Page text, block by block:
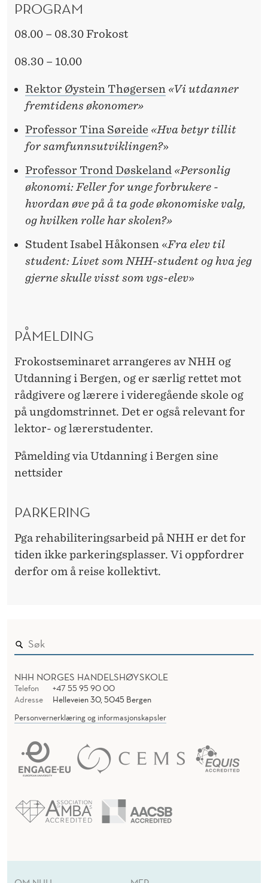
PROGRAM
08.00 – 08.30 Frokost
08.30 – 10.00
Rektor Øystein Thøgersen «Vi utdanner
fremtidens økonomer»
Professor Tina Søreide «Hva betyr tillit
for samfunnsutviklingen?»
Professor Trond Døskeland «Personlig
økonomi: Feller for unge forbrukere -
hvordan øve på å ta gode økonomiske valg,
og hvilken rolle har skolen?»
Student Isabel Håkonsen «Fra elev til
student: Livet som NHH-student og hva jeg
gjerne skulle visst som vgs-elev»
PÅMELDING
Frokostseminaret arrangeres av NHH og
Utdanning i Bergen, og er særlig rettet mot
rådgivere og lærere i videregående skole og
på ungdomstrinnet. Det er også relevant for
lektor- og lærerstudenter.
Påmelding via Utdanning i Bergen sine
nettsider
PARKERING
Pga rehabiliteringsarbeid på NHH er det for
tiden ikke parkeringsplasser. Vi oppfordrer
derfor om å reise kollektivt.
NHH NORGES HANDELSHØYSKOLE
Telefon
+47 55 95 90 00
Adresse
Helleveien 30, 5045 Bergen
Personvernerklæring og informasjonskapsler